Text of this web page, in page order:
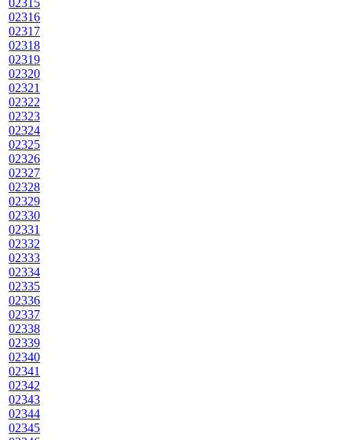
02315
02316
02317
02318
02319
02320
02321
02322
02323
02324
02325
02326
02327
02328
02329
02330
02331
02332
02333
02334
02335
02336
02337
02338
02339
02340
02341
02342
02343
02344
02345